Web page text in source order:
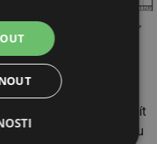
střídačů (žlutá plocha),
ranní a večerní náběh
programovatelný
sběrnici, můžeme využít
generuje, mají váhu